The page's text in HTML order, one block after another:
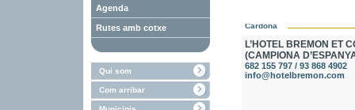
Agenda
Rutes amb cotxe
Qui som
Com arribar
Cardona
L’HOTEL BREMON ET
(CAMPIONA
682 155 797 / 93 868 4902
info@hotelbremon.com